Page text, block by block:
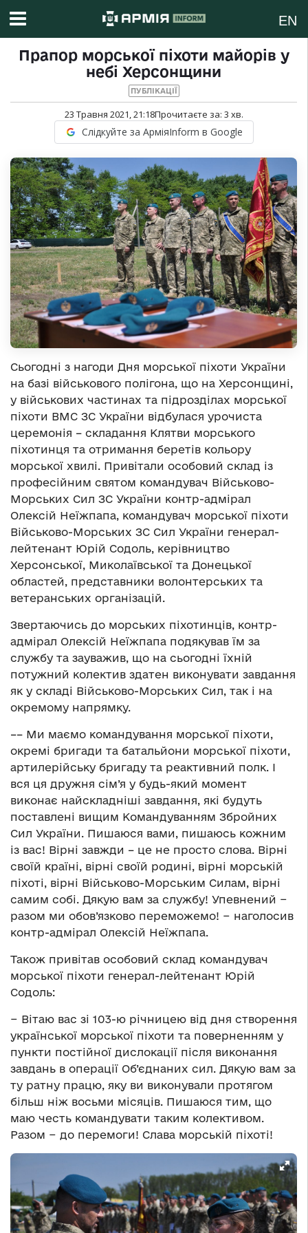
EN
Прапор морської піхоти майорів у
небі Херсонщини
ПУБЛІКАЦІЇ
23 Травня 2021, 21:18Прочитаєте за: 3 хв.
Слідкуйте за АрміяInform в Google
Сьогодні з нагоди Дня морської піхоти України
на базі військового полігона, що на Херсонщині,
у військових частинах та підрозділах морської
піхоти ВМС ЗС України відбулася урочиста
церемонія – складання Клятви морського
піхотинця та отримання беретів кольору
морської хвилі. Привітали особовий склад із
професійним святом командувач Військово-
Морських Сил ЗС України контр-адмірал
Олексій Неїжпапа, командувач морської піхоти
Військово-Морських ЗС Сил України генерал-
лейтенант Юрій Содоль, керівництво
Херсонської, Миколаївської та Донецької
областей, представники волонтерських та
ветеранських організацій.
Звертаючись до морських піхотинців, контр-
адмірал Олексій Неїжпапа подякував їм за
службу та зауважив, що на сьогодні їхній
потужний колектив здатен виконувати завдання
як у складі Військово-Морських Сил, так і на
окремому напрямку.
–– Ми маємо командування морської піхоти,
окремі бригади та батальйони морської піхоти,
артилерійську бригаду та реактивний полк. І
вся ця дружня сім’я у будь-який момент
виконає найскладніші завдання, які будуть
поставлені вищим Командуванням Збройних
Сил України. Пишаюся вами, пишаюсь кожним
із вас! Вірні завжди – це не просто слова. Вірні
своїй країні, вірні своїй родині, вірні морській
піхоті, вірні Військово-Морським Силам, вірні
самим собі. Дякую вам за службу! Упевнений −
разом ми обов’язково переможемо! − наголосив
контр-адмірал Олексій Неїжпапа.
Також привітав особовий склад командувач
морської піхоти генерал-лейтенант Юрій
Содоль:
− Вітаю вас зі 103-ю річницею від дня створення
української морської піхоти та поверненням у
пункти постійної дислокації після виконання
завдань в операції Об’єднаних сил. Дякую вам за
ту ратну працю, яку ви виконували протягом
більш ніж восьми місяців. Пишаюся тим, що
маю честь командувати таким колективом.
Разом − до перемоги! Слава морській піхоті!